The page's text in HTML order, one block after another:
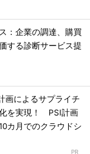
：企業の調達、購買
する診断サービス提
画によるサプライチ
を実現！ PSI計画
カ月でのクラウドシ